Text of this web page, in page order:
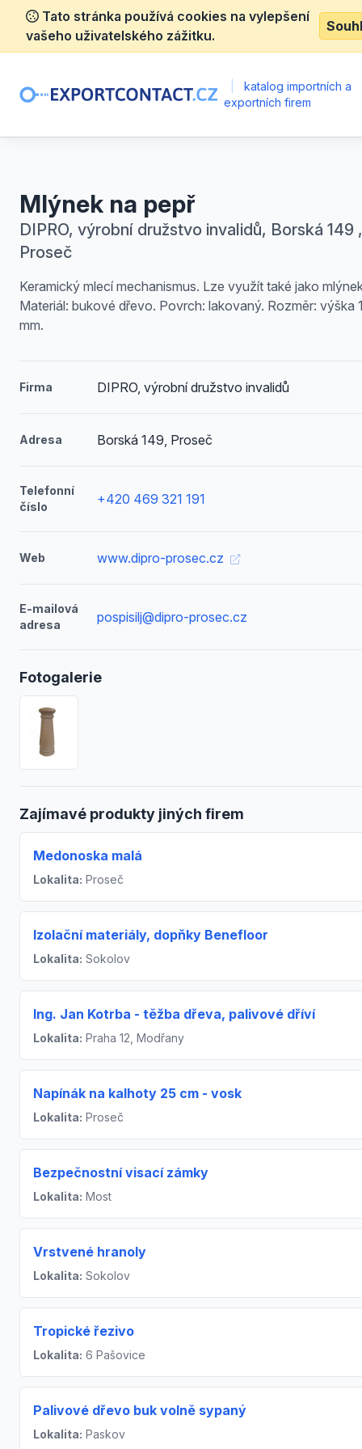
Tato stránka používá cookies na vylepšení
vašeho uživatelského zážitku.
katalog importních a
exportních firem
Mlýnek na pepř
DIPRO, výrobní družstvo invalidů, Borská 149 ,
Proseč
Keramický mlecí mechanismus. Lze využít také jako
Materiál: bukové dřevo. Povrch: lakovaný. Rozměr: výška
mm.
Firma DIPRO, výrobní družstvo invalidů
Adresa Borská 149, Proseč
Telefonní
číslo
+420 469 321 191
Web www.dipro-prosec.cz
E-mailová
adresa
pospisilj@dipro-prosec.cz
Fotogalerie
Zajímavé produkty jiných firem
Medonoska malá
Lokalita: Proseč
Izolační materiály, dopňky Benefloor
Lokalita: Sokolov
Ing. Jan Kotrba - těžba dřeva, palivové dříví
Lokalita: Praha 12, Modřany
Napínák na kalhoty 25 cm - vosk
Lokalita: Proseč
Bezpečnostní visací zámky
Lokalita: Most
Vrstvené hranoly
Lokalita: Sokolov
Tropické řezivo
Lokalita: 6 Pašovice
Palivové dřevo buk volně sypaný
Lokalita: Paskov